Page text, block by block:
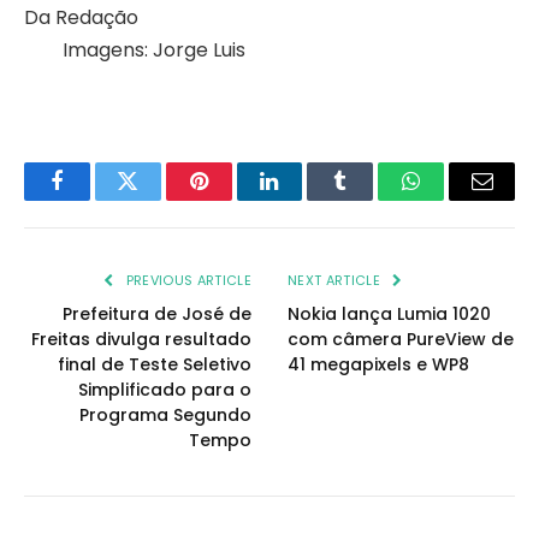
Da Redação
Imagens: Jorge Luis
FacebookTwitter PinterestLinkedInTumblr WhatsAppEmail
PREVIOUS ARTICLE
Prefeitura de José de
Freitas divulga resultado
final de Teste Seletivo
Simplificado para o
Programa Segundo
Tempo
NEXT ARTICLE
Nokia lança Lumia 1020
com câmera PureView de
41 megapixels e WP8